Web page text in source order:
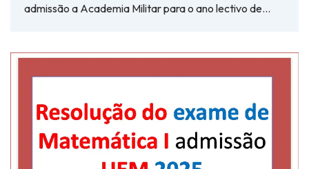
admissão a Academia Militar para o ano lectivo de…